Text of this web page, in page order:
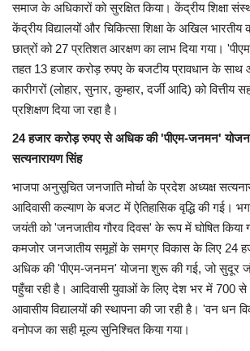
समाज के अधिकारों को सुरक्षित किया। केंद्रीय शिक्षा
केंद्रीय विद्यालयों और चिकित्सा शिक्षा के अखिल
छात्रों को 27 प्रतिशत आरक्षण का लाभ दिया गया।
तहत 13 हजार करोड़ रुपए के बजटीय प्रावधान के साथ
कारीगरों (लोहार, सुनार, कुम्हार, दर्जी आदि) को
प्रशिक्षण दिया जा रहा है।
24 हजार करोड़ रुपए से अधिक की 'पीएम-जनमन'
सत्यनारायण सिंह
भाजपा अनुसूचित जनजाति मोर्चा के प्रदेश अध्यक्ष
आदिवासी कल्याण के बजट में ऐतिहासिक वृद्धि की गई।
जयंती को 'जनजातीय गौरव दिवस' के रूप में घोषित
कमजोर जनजातीय समूहों के समग्र विकास के लिए 24
अधिक की 'पीएम-जनमन' योजना शुरू की गई, जो सुदूर
पहुँचा रही है। आदिवासी युवाओं के लिए देश भर में 700
आवासीय विद्यालयों की स्थापना की जा रही है। 'वन धन
वनोपज का सही मूल्य सुनिश्चित किया गया।